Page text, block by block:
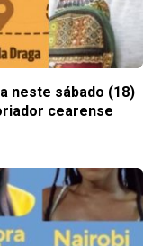
neste sábado (18)
cearense